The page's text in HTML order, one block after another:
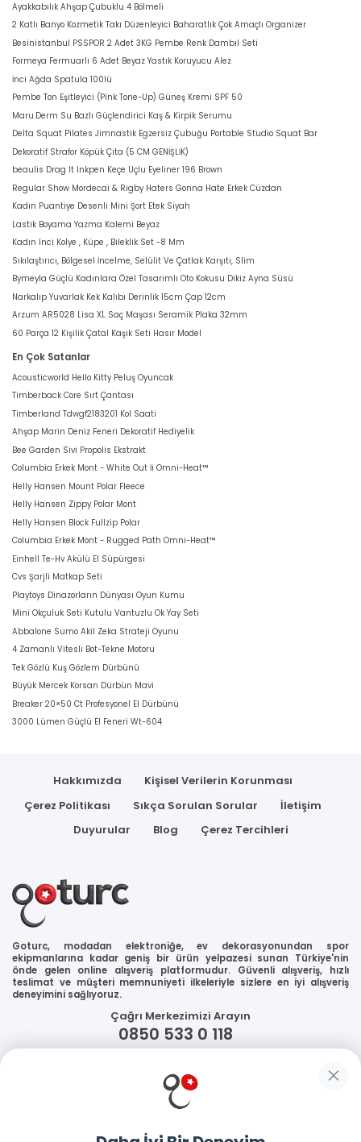
Ayakkabılık Ahşap Çubuklu 4 Bölmeli
2 Katlı Banyo Kozmetik Takı Düzenleyici Baharatlık Çok Amaçlı Organizer
Besinistanbul PSSPOR 2 Adet 3KG Pembe Renk Dambıl Seti
Formeya Fermuarlı 6 Adet Beyaz Yastık Koruyucu Alez
İnci Ağda Spatula 100lü
Pembe Ton Eşitleyici (Pink Tone-Up) Güneş Kremi SPF 50
Maru.Derm Su Bazlı Güçlendirici Kaş & Kirpik Serumu
Delta Squat Pilates Jimnastik Egzersiz Çubuğu Portable Studio Squat Bar
Dekoratif Strafor Köpük Çıta (5 CM GENİŞLİK)
beaulis Drag It Inkpen Keçe Uçlu Eyeliner 196 Brown
Regular Show Mordecai & Rigby Haters Gonna Hate Erkek Cüzdan
Kadın Puantiye Desenli Mini Şort Etek Siyah
Lastik Boyama Yazma Kalemi Beyaz
Kadın Inci Kolye , Küpe , Bileklik Set -8 Mm
Sıkılaştırıcı, Bölgesel İncelme, Selülit Ve Çatlak Karşıtı, Slim
Bymeyla Güçlü Kadınlara Özel Tasarımlı Oto Kokusu Dikiz Ayna Süsü
Narkalıp Yuvarlak Kek Kalıbı Derinlik 15cm Çap 12cm
Arzum AR5028 Lisa XL Saç Maşası Seramik Plaka 32mm
60 Parça 12 Kişilik Çatal Kaşık Seti Hasır Model
En Çok Satanlar
Acousticworld Hello Kitty Peluş Oyuncak
Timberback Core Sırt Çantası
Timberland Tdwgf2183201 Kol Saati
Ahşap Marin Deniz Feneri Dekoratif Hediyelik
Bee Garden Sivi Propolis Ekstrakt
Columbia Erkek Mont - White Out İi Omni-Heat™
Helly Hansen Mount Polar Fleece
Helly Hansen Zippy Polar Mont
Helly Hansen Block Fullzip Polar
Columbia Erkek Mont - Rugged Path Omni-Heat™
Einhell Te-Hv Akülü El Süpürgesi
Cvs Şarjli Matkap Seti
Playtoys Dinazorların Dünyası Oyun Kumu
Mini Okçuluk Seti Kutulu Vantuzlu Ok Yay Seti
Abbalone Sumo Akil Zeka Strateji Oyunu
4 Zamanlı Vitesli Bot-Tekne Motoru
Tek Gözlü Kuş Gözlem Dürbünü
Büyük Mercek Korsan Dürbün Mavi
Breaker 20×50 Ct Profesyonel El Dürbünü
3000 Lümen Güçlü El Feneri Wt-604
Hakkımızda
Kişisel Verilerin Korunması
Çerez Politikası
Sıkça Sorulan Sorular
İletişim
Duyurular
Blog Çerez Tercihleri
Goturc, modadan elektroniğe, ev dekorasyonundan spor
ekipmanlarına kadar geniş bir ürün yelpazesi sunan Türkiye'nin
önde gelen online alışveriş platformudur. Güvenli alışveriş, hızlı
teslimat ve müşteri memnuniyeti ilkeleriyle sizlere en iyi alışveriş
deneyimini sağlıyoruz.
Çağrı Merkezimizi Arayın
0850 533 0 118
Güvenliğiniz